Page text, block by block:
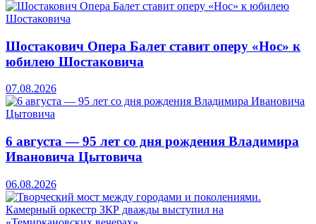
Шостакович Опера Балет ставит оперу «Нос» к
юбилею Шостаковича
07.08.2026
6 августа — 95 лет со дня рождения Владимира
Ивановича Цытовича
06.08.2026